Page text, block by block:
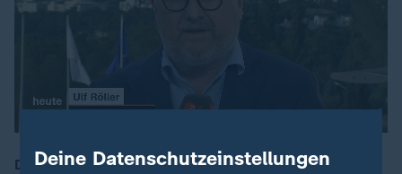
Die Europäer drängen darauf, in Iran und der
Deine Datenschutzeinstellungen